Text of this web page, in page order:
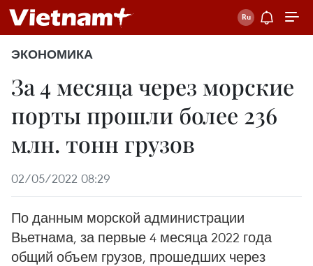
ЭКОНОМИКА
За 4 месяца через морские
порты прошли более 236
млн. тонн грузов
02/05/2022 08:29
По данным морской администрации
Вьетнама, за первые 4 месяца 2022 года
общий объем грузов, прошедших через